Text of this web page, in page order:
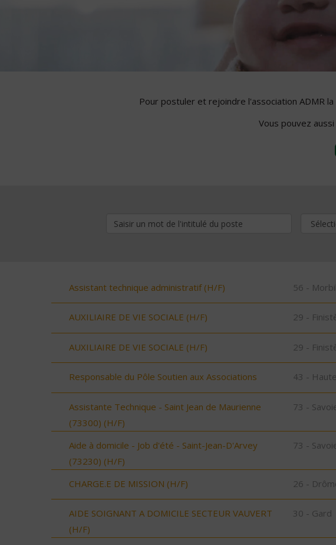
Pour postuler et rejoindre l'association ADMR
Vous pouvez
Assistant technique administratif (H/F) 56 -
AUXILIAIRE DE VIE SOCIALE (H/F) 29 -
AUXILIAIRE DE VIE SOCIALE (H/F) 29 -
Responsable du Pôle Soutien aux Associations 43 -
Assistante Technique - Saint Jean de Maurienne
(73300) (H/F)
73 -
Aide à domicile - Job d'été - Saint-Jean-D'Arvey
(73230) (H/F)
73 -
CHARGE.E DE MISSION (H/F) 26 -
AIDE SOIGNANT A DOMICILE SECTEUR VAUVERT
(H/F)
30 - Gard